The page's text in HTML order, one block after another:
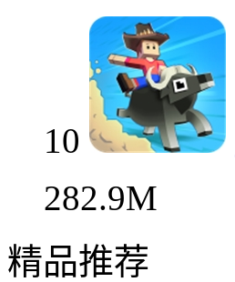
10
282.9M
精品推荐